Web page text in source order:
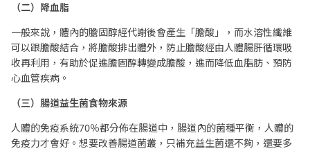
（二）降血脂
一般來說，體內的膽固醇經代謝後會產生「膽酸」，而水溶性纖維
可以跟膽酸結合，將膽酸排出體外，防止膽酸經由人體腸肝循環吸
收再利用，有助於促進膽固醇轉變成膽酸，進而降低血脂肪、預防
心血管疾病。
（三）腸道益生菌食物來源
人體的免疫系統70％都分佈在腸道中，腸道內的菌種平衡，人體的
免疫力才會好。想要改善腸道菌叢，只補充益生菌還不夠，還要多